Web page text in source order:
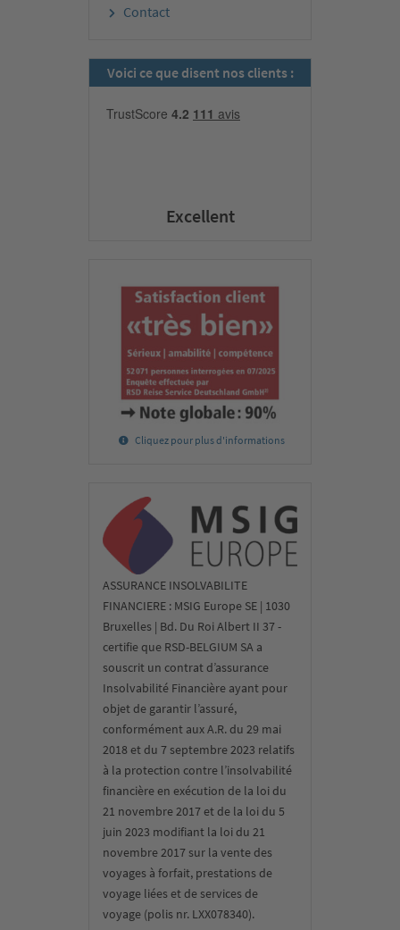
Contact
Voici ce que disent nos clients :
Excellent
Cliquez pour plus d'informations
ASSURANCE INSOLVABILITE
FINANCIERE : MSIG Europe SE | 1030
Bruxelles | Bd. Du Roi Albert II 37 -
certifie que RSD-BELGIUM SA a
souscrit un contrat d’assurance
Insolvabilité Financière ayant pour
objet de garantir l’assuré,
conformément aux A.R. du 29 mai
2018 et du 7 septembre 2023 relatifs
à la protection contre l’insolvabilité
financière en exécution de la loi du
21 novembre 2017 et de la loi du 5
juin 2023 modifiant la loi du 21
novembre 2017 sur la vente des
voyages à forfait, prestations de
voyage liées et de services de
voyage (polis nr. LXX078340).